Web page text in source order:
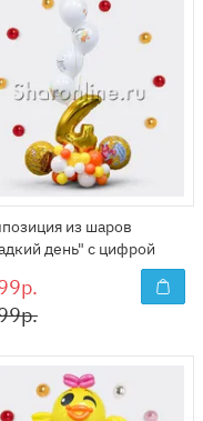
из шаров
день" с цифрой